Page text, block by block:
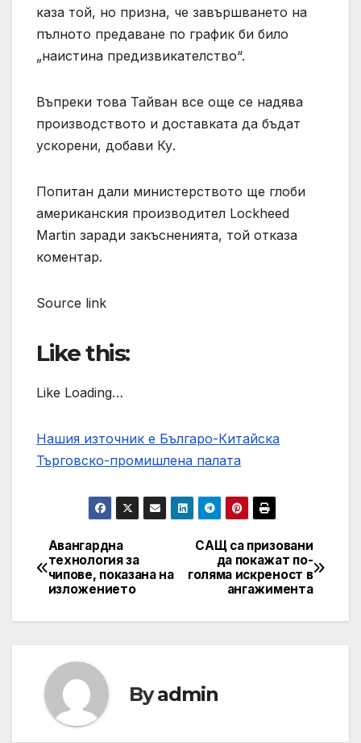
каза той, но призна, че завършването на
пълното предаване по график би било
„наистина предизвикателство“.
Въпреки това Тайван все още се надява
производството и доставката да бъдат
ускорени, добави Ку.
Попитан дали министерството ще глоби
американския производител Lockheed
Martin заради закъсненията, той отказа
коментар.
Source link
Like this:
Like Loading…
Нашия източник е Българо-Китайска
Търговско-промишлена палaта
Post
navigation
САЩ са призовани
да покажат по-
голяма искреност в
ангажимента
Авангардна
технология за
чипове, показана на
изложението
Byadmin